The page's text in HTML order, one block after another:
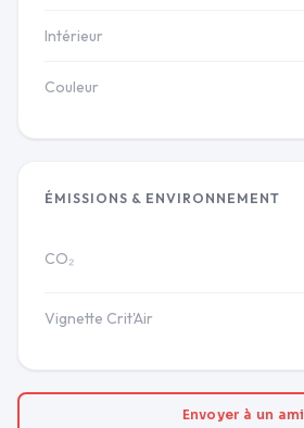
Intérieur
Couleur
ÉMISSIONS & ENVIRONNEMENT
CO₂
Vignette Crit'Air
Envoyer à un ami